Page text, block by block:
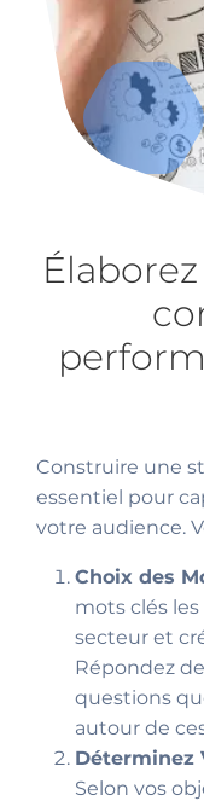
Construire une
essentiel pour
votre audience.
Choix des
mots clés
secteur et
Répondez
questions
autour de
Déterminez
Selon vos